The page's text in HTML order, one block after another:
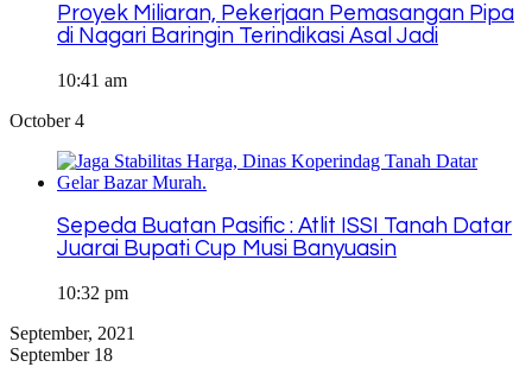
Proyek Miliaran, Pekerjaan Pemasangan Pipa
di Nagari Baringin Terindikasi Asal Jadi
10:41 am
October 4
Sepeda Buatan Pasific : Atlit ISSI Tanah Datar
Juarai Bupati Cup Musi Banyuasin
10:32 pm
September, 2021
September 18